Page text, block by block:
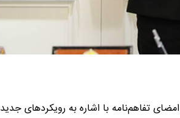
تفاهم‌نامه با اشاره به رویکردهای جدید